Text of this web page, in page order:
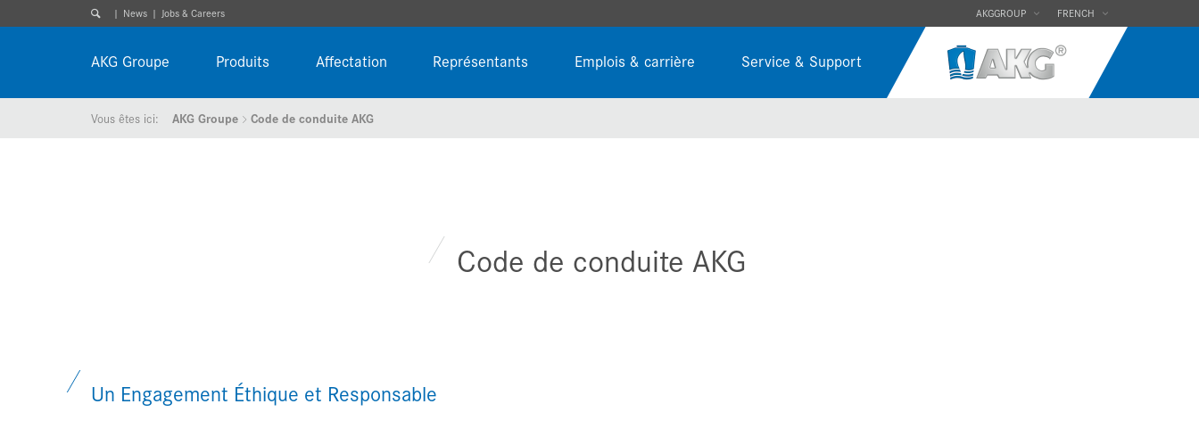
News Jobs & Careers AKGGROUP FRENCH
AKG Groupe Produits Affectation Représentants Emplois & carrière Service & Support
Vous êtes ici: AKG Groupe Code de conduite AKG
Code de conduite AKG
Un Engagement Éthique et Responsable